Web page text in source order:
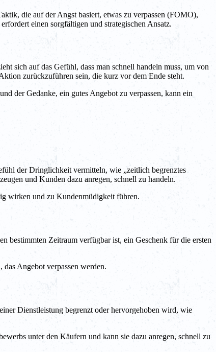
die auf der Angst basiert, etwas zu verpassen (FOMO),
einen sorgfältigen und strategischen Ansatz.
sich auf das Gefühl, dass man schnell handeln muss, um von
zurückzuführen sein, die kurz vor dem Ende steht.
der Gedanke, ein gutes Angebot zu verpassen, kann ein
der Dringlichkeit vermitteln, wie „zeitlich begrenztes
und Kunden dazu anregen, schnell zu handeln.
wirken und zu Kundenmüdigkeit führen.
bestimmten Zeitraum verfügbar ist, ein Geschenk für die ersten
Angebot verpassen werden.
Dienstleistung begrenzt oder hervorgehoben wird, wie
unter den Käufern und kann sie dazu anregen, schnell zu